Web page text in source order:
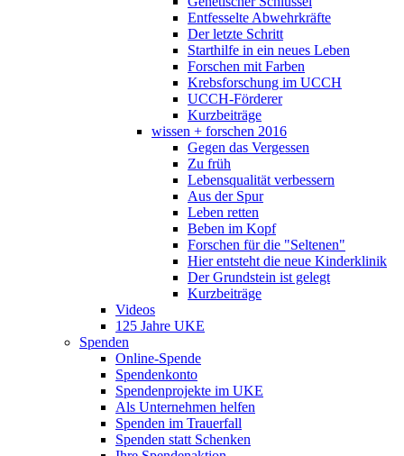
Entfesselte Abwehrkräfte
Der letzte Schritt
Starthilfe in ein neues Leben
Forschen mit Farben
Krebsforschung im UCCH
UCCH-Förderer
Kurzbeiträge
wissen + forschen 2016
Gegen das Vergessen
Zu früh
Lebensqualität verbessern
Aus der Spur
Leben retten
Beben im Kopf
Forschen für die "Seltenen"
Hier entsteht die neue Kinderklinik
Der Grundstein ist gelegt
Kurzbeiträge
Videos
125 Jahre UKE
Spenden
Online-Spende
Spendenkonto
Spendenprojekte im UKE
Als Unternehmen helfen
Spenden im Trauerfall
Spenden statt Schenken